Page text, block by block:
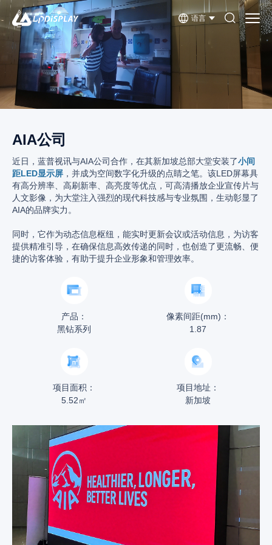
语言
AIA公司
近日，蓝普视讯与AIA公司合作，在其新加坡总部大堂安装了小间
距LED显示屏 ，并成为空间数字化升级的点睛之笔。该LED屏幕具
有高分辨率、高刷新率、高亮度等优点，可高清播放企业宣传片与
人文影像，为大堂注入强烈的现代科技感与专业氛围，生动彰显了
AIA的品牌实力。
同时，它作为动态信息枢纽，能实时更新会议或活动信息，为访客
提供精准引导，在确保信息高效传递的同时，也创造了更流畅、便
捷的访客体验，有助于提升企业形象和管理效率。
产品：
黑钻系列
像素间距(mm)：
1.87
项目面积：
5.52㎡
项目地址：
新加坡